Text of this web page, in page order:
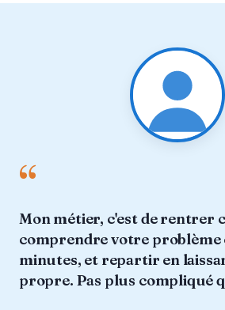
“
Mon métier, c'est de rentrer
comprendre votre problème
minutes, et repartir en
propre. Pas plus compliqué